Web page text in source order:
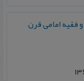
فقیه امامی قرن